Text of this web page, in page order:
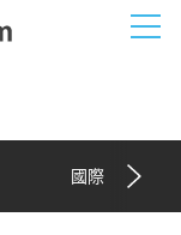
國際